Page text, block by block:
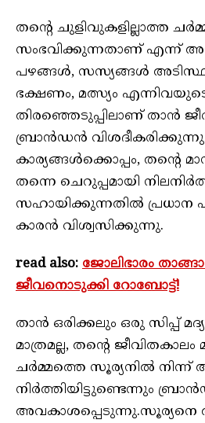
തൻ്റെ ചുളിവുകളില്ലാത്ത
സംഭവിക്കുന്നതാണ് എന്ന്
പഴങ്ങൾ, സസ്യങ്ങൾ
ഭക്ഷണം, മത്സ്യം
തിരഞ്ഞെടുപ്പിലാണ് താൻ
ബ്രാൻഡൻ വിശദീകരിക്കുന്നു.
കാര്യങ്ങൾക്കൊപ്പം, തൻ്റെ
തന്നെ ചെറുപ്പമായി
സഹായിക്കുന്നതിൽ പ്രധാന
കാരൻ വിശ്വസിക്കുന്നു.
read also: ജോലിഭാരം
ജീവനൊടുക്കി റോബോട്ട്!
താൻ ഒരിക്കലും ഒരു സിപ്പ് മദ്യം
മാത്രമല്ല, തൻ്റെ
ചർമ്മത്തെ സൂര്യനിൽ നിന്ന്
നിർത്തിയിട്ടുണ്ടെന്നും